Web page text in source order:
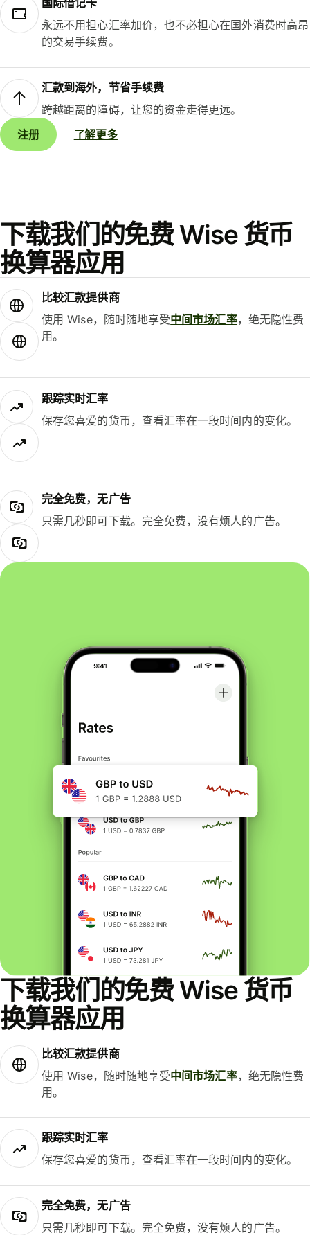
国际借记卡
永远不用担心汇率加价，也不必担心在国外消费时高昂
的交易手续费。
汇款到海外，节省手续费
跨越距离的障碍，让您的资金走得更远。
注册
了解更多
下载我们的免费 Wise 货币
换算器应用
比较汇款提供商
使用 Wise，随时随地享受中间市场汇率，绝无隐性费
用。
跟踪实时汇率
保存您喜爱的货币，查看汇率在一段时间内的变化。
完全免费，无广告
只需几秒即可下载。完全免费，没有烦人的广告。
下载我们的免费 Wise 货币
换算器应用
比较汇款提供商
使用 Wise，随时随地享受中间市场汇率，绝无隐性费
用。
跟踪实时汇率
保存您喜爱的货币，查看汇率在一段时间内的变化。
完全免费，无广告
只需几秒即可下载。完全免费，没有烦人的广告。